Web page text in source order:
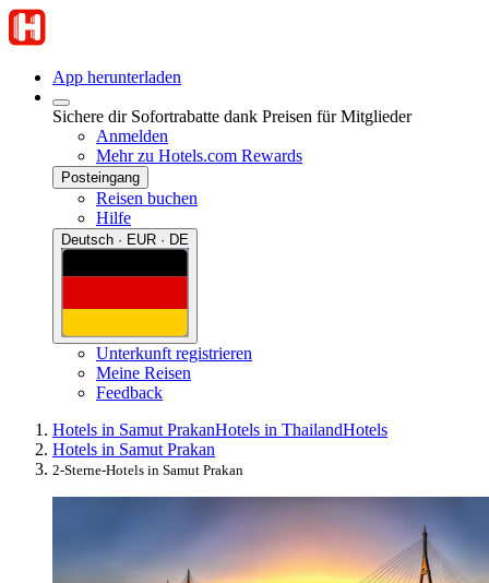
App herunterladen
Sichere dir Sofortrabatte dank Preisen für Mitglieder
Anmelden
Mehr zu Hotels.com Rewards
Posteingang
Reisen buchen
Hilfe
Deutsch · EUR · DE
Unterkunft registrieren
Meine Reisen
Feedback
Hotels in Samut PrakanHotels in ThailandHotels
Hotels in Samut Prakan
2-Sterne-Hotels in Samut Prakan